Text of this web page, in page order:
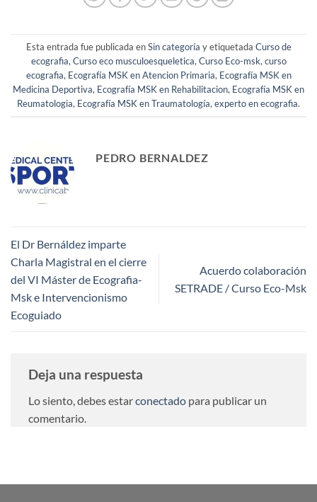
Esta entrada fue publicada enSin categoría y etiquetada Curso de
ecografia, Curso eco musculoesqueletica, Curso Eco-msk, curso
ecografia, Ecografía MSK en Atencion Primaria, Ecografía MSK en
Medicina Deportiva, Ecografía MSK en Rehabilitacion, Ecografía MSK en
Reumatologia, Ecografía MSK en Traumatología, experto en ecografia.
PEDRO BERNALDEZ
El Dr Bernáldez imparte
Charla Magistral en el cierre
del VI Máster de Ecografia-
Msk e Intervencionismo
Ecoguiado
Acuerdo colaboración
SETRADE / Curso Eco-Msk
Deja una respuesta
Lo siento, debes estarconectado para publicar un
comentario.